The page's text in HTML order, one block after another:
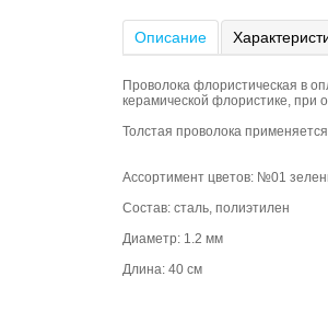
Описание
Проволока флористическая в
керамической флористике, при
Толстая проволока
Ассортимент цветов: №01
Состав: сталь, полиэтилен
Диаметр: 1.2 мм
Длина: 40 см